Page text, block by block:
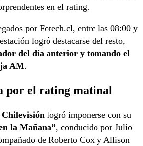
en el rating.
por Fotech.cl, entre las 08:00 y
logró destacarse del resto,
del día anterior y tomando el
AM.
por el rating matinal
Chilevisión logró imponerse con su
la Mañana”, conducido por Julio
de Roberto Cox y Allison